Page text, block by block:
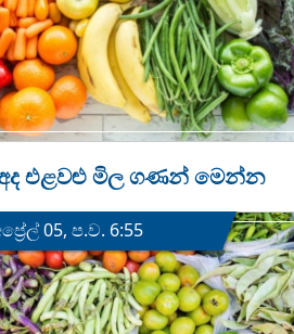
එළවළු මිල ගණන් මෙන්න
05, ප.ව. 6:55